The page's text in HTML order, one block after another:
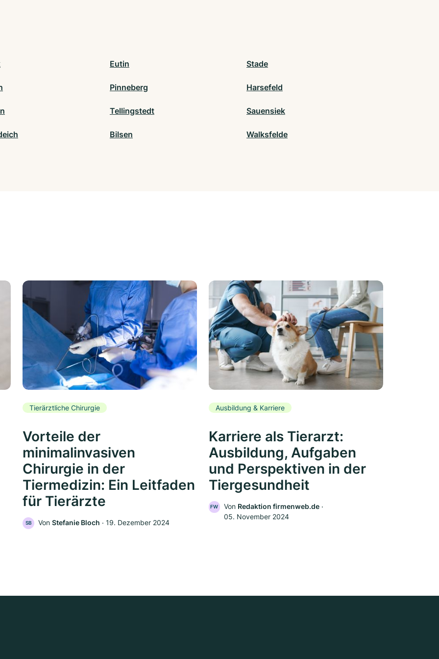
Eutin Stade
Pinneberg Harsefeld
Tellingstedt Sauensiek
Bilsen Walksfelde
Tierärztliche Chirurgie
Vorteile der
minimalinvasiven
Chirurgie in der
Tiermedizin: Ein Leitfaden
für Tierärzte
SB Von Stefanie Bloch ‧ 19. Dezember 2024
Ausbildung & Karriere
Karriere als Tierarzt:
Ausbildung, Aufgaben
und Perspektiven in der
Tiergesundheit
FW Von Redaktion firmenweb.de‧
05. November 2024